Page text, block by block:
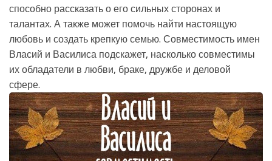
способно рассказать о его сильных сторонах и
талантах. А также может помочь найти настоящую
любовь и создать крепкую семью. Совместимость имен
Власий и Василиса подскажет, насколько совместимы
их обладатели в любви, браке, дружбе и деловой
сфере.